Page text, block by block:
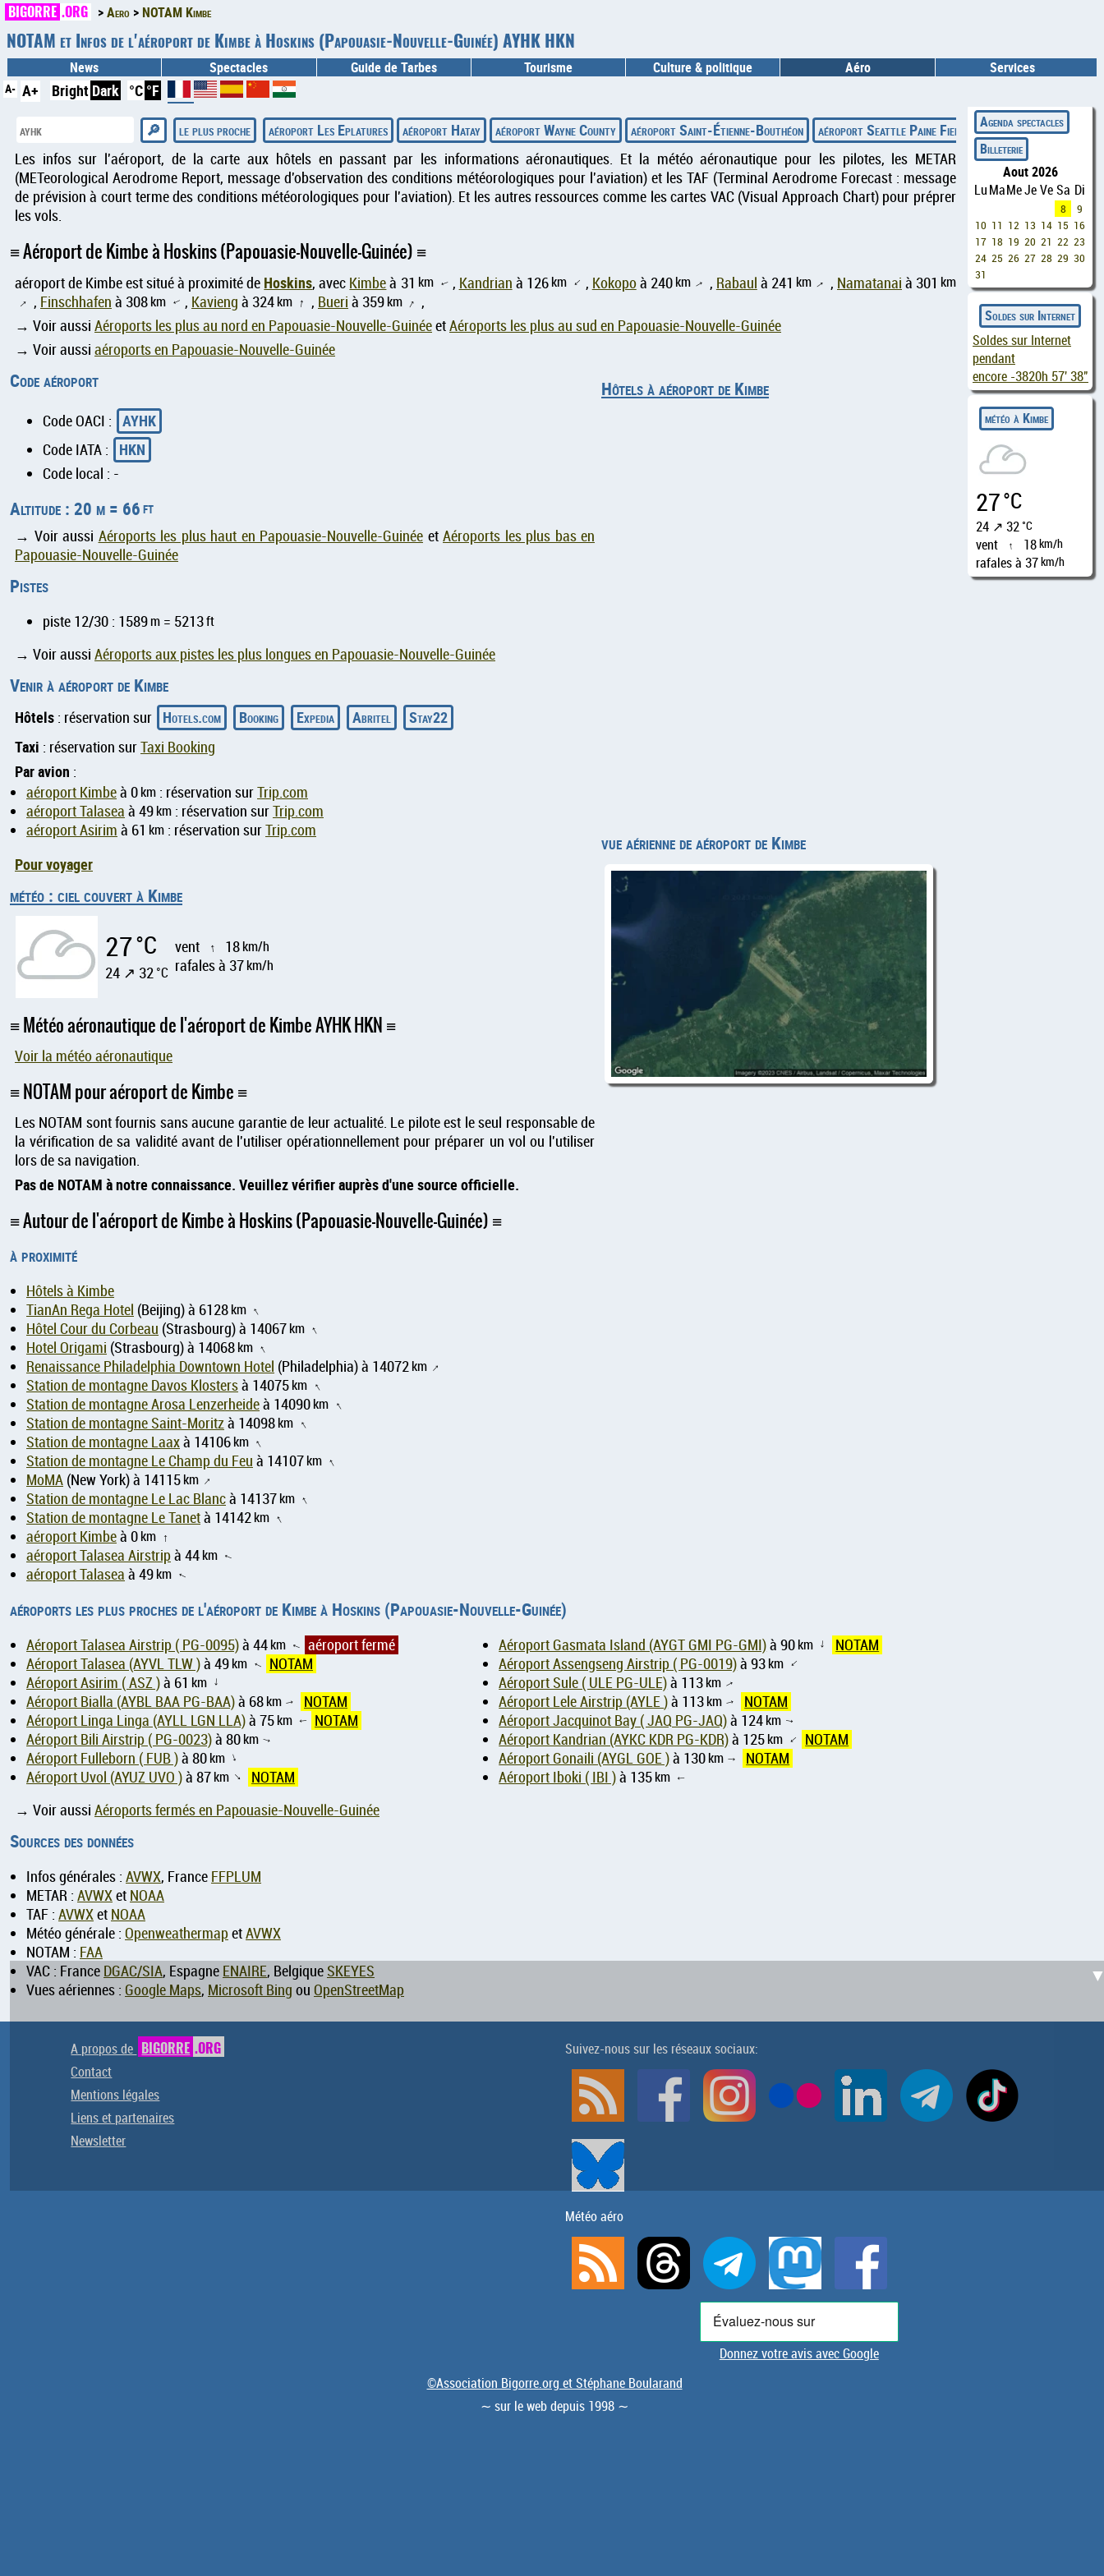
BIGORRE .ORG Aero NOTAM Kimbe
NOTAM et Infos de l'aéroport de Kimbe à Hoskins (Papouasie-Nouvelle-Guinée) AYHK HKN
News Spectacles Guide de Tarbes Tourisme Culture & politique Aéro Services
A- A+ Bright Dark °C °F
le plus proche
aéroport Les Eplatures aéroport Hatay aéroport Wayne County aéroport Saint-Étienne-Bouthéon aéroport Seattle Paine Field International aéroport
Les infos sur l'aéroport, de la carte aux hôtels en passant par les informations aéronautiques. Et la météo aéronautique pour les pilotes, les METAR
(METeorological Aerodrome Report, message d'observation des conditions météorologiques pour l'aviation) et les TAF (Terminal Aerodrome Forecast : message
de prévision à court terme des conditions météorologiques pour l'aviation). Et les autres ressources comme les cartes VAC (Visual Approach Chart) pour préprer
les vols.
Aéroport de Kimbe à Hoskins (Papouasie-Nouvelle-Guinée)
aéroport de Kimbe est situé à proximité de Hoskins, avec Kimbeà 31 km ↑ , Kandrian à 126km ↑ , Kokopoà 240km ↑ , Rabaul à 241 km ↑ , Namatanai à 301 km
↑ , Finschhafen à 308km ↑ , Kavieng à 324km ↑ , Bueri à 359km ↑ ,
→ Voir aussi Aéroports les plus au nord en Papouasie-Nouvelle-GuinéeetAéroports les plus au sud en Papouasie-Nouvelle-Guinée
→ Voir aussi aéroports en Papouasie-Nouvelle-Guinée
Hôtels à aéroport de Kimbe
vue aérienne de aéroport de Kimbe
Code aéroport
Code OACI : AYHK
Code IATA : HKN
Code local : -
Altitude : 20 m = 66ft
→ Voir aussi Aéroports les plus haut en Papouasie-Nouvelle-Guinée et Aéroports les plus bas en
Papouasie-Nouvelle-Guinée
Pistes
piste 12/30 : 1589m = 5213ft
→ Voir aussi Aéroports aux pistes les plus longues en Papouasie-Nouvelle-Guinée
Venir à aéroport de Kimbe
Hôtels : réservation sur Hotels.com Booking Expedia Abritel
Stay22
Taxi : réservation surTaxi Booking
Par avion :
aéroport Kimbeà 0km : réservation surTrip.com
aéroport Talasea à 49km : réservation surTrip.com
aéroport Asirim à 61 km : réservation surTrip.com
Pour voyager
météo : ciel couvert à Kimbe
27°C
24 ↗ 32°C
vent ↑ 18km/h
rafales à 37km/h
Météo aéronautique de l'aéroport de Kimbe AYHK HKN
Voir la météo aéronautique
NOTAM pour aéroport de Kimbe
Les NOTAM sont fournis sans aucune garantie de leur actualité. Le pilote est le seul responsable de
la vérification de sa validité avant de l'utiliser opérationnellement pour préparer un vol ou l'utiliser
lors de sa navigation.
Pas de NOTAM à notre connaissance. Veuillez vérifier auprès d'une source officielle.
Autour de l'aéroport de Kimbe à Hoskins (Papouasie-Nouvelle-Guinée)
à proximité
Hôtels à Kimbe
TianAn Rega Hotel (Beijing) à 6128km ↑
Hôtel Cour du Corbeau (Strasbourg) à 14067km ↑
Hotel Origami (Strasbourg) à 14068km ↑
Renaissance Philadelphia Downtown Hotel (Philadelphia) à 14072km ↑
Station de montagne Davos Klostersà 14075km ↑
Station de montagne Arosa Lenzerheideà 14090km ↑
Station de montagne Saint-Moritzà 14098km ↑
Station de montagne Laaxà 14106km ↑
Station de montagne Le Champ du Feu à 14107km ↑
MoMA (New York) à 14115km ↑
Station de montagne Le Lac Blancà 14137km ↑
Station de montagne Le Tanetà 14142km ↑
aéroport Kimbeà 0km ↑
aéroport Talasea Airstripà 44km ↑
aéroport Talasea à 49km ↑
aéroports les plus proches de l'aéroport de Kimbe à Hoskins (Papouasie-Nouvelle-Guinée)
Aéroport Talasea Airstrip ( PG-0095)à 44km ↑
aéroport fermé
Aéroport Talasea (AYVL TLW )à 49km ↑
NOTAM
Aéroport Asirim ( ASZ )à 61 km ↑
Aéroport Bialla (AYBL BAA PG-BAA)à 68km ↑
NOTAM
Aéroport Linga Linga (AYLL LGN LLA)à 75km ↑
NOTAM
Aéroport Bili Airstrip ( PG-0023)à 80km ↑
Aéroport Fulleborn ( FUB )à 80km ↑
Aéroport Uvol (AYUZ UVO )à 87km ↑ NOTAM
Aéroport Gasmata Island (AYGT GMI PG-GMI)à 90km ↑
NOTAM
Aéroport Assengseng Airstrip ( PG-0019)à 93km ↑
Aéroport Sule ( ULE PG-ULE)à 113km ↑
Aéroport Lele Airstrip (AYLE )à 113km ↑
NOTAM
Aéroport Jacquinot Bay ( JAQ PG-JAQ)à 124km ↑
Aéroport Kandrian (AYKC KDR PG-KDR)à 125km ↑
NOTAM
Aéroport Gonaili (AYGL GOE )à 130km ↑
NOTAM
Aéroport Iboki ( IBI )à 135km ↑
→ Voir aussi Aéroports fermés en Papouasie-Nouvelle-Guinée
Sources des données
Infos générales : AVWX, France FFPLUM
METAR : AVWXet NOAA
TAF : AVWXet NOAA
Météo générale : OpenweathermapetAVWX
NOTAM : FAA
VAC : France DGAC/SIA, Espagne ENAIRE, Belgique SKEYES
Vues aériennes : Google Maps, Microsoft Bing ou OpenStreetMap
◄
Agenda spectacles
Billeterie
Aout 2026
LuMaMeJe VeSa Di
8
9
10 11 12 13 14 15 16
17 18 19 20 21 22 23
24 25 26 27 28 29 30
31
Soldes sur Internet
Soldes sur Internet
pendant
encore -3820h 57' 37"
météo à Kimbe
27°C
24 ↗ 32°C
vent ↑ 18km/h
rafales à 37km/h
A propos de BIGORRE .ORG
Contact
Mentions légales
Liens et partenaires
Newsletter
Suivez-nous sur les réseaux sociaux:
Météo aéro
Donnez votre avis avec Google
©Association Bigorre.org et Stéphane Boularand
∼ sur le web depuis 1998 ∼